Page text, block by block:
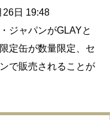
26日 19:48
ジャパンがGLAYと
定缶が数量限定、セ
で販売されることが